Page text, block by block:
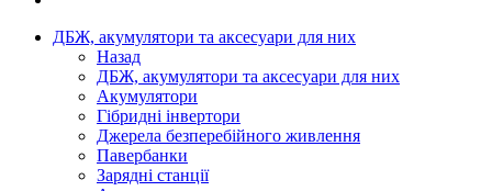
ДБЖ, акумулятори та аксесуари для них
Назад
ДБЖ, акумулятори та аксесуари для них
Акумулятори
Гібридні інвертори
Джерела безперебійного живлення
Павербанки
Зарядні станції